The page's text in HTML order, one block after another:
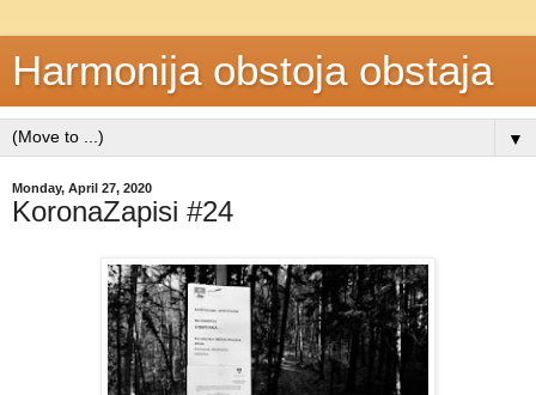
Harmonija obstoja obstaja
▼
Monday, April 27, 2020
KoronaZapisi #24